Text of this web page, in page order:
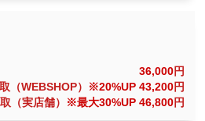
36,000円
（WEBSHOP）
※20%UP 43,200円
（実店舗）
※最大30%UP 46,800円